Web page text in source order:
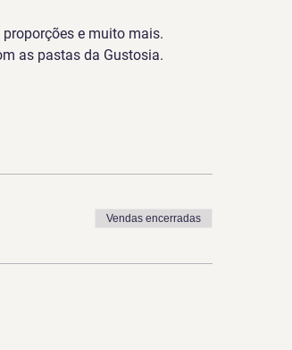
e muito mais.
as pastas da Gustosia.
Vendas encerradas